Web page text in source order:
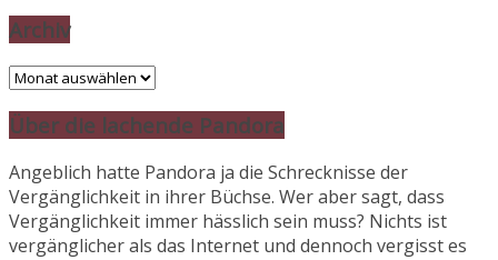
Archiv
Archiv
Über die lachende Pandora
Angeblich hatte Pandora ja die Schrecknisse der
Vergänglichkeit in ihrer Büchse. Wer aber sagt, dass
Vergänglichkeit immer hässlich sein muss? Nichts ist
vergänglicher als das Internet und dennoch vergisst es